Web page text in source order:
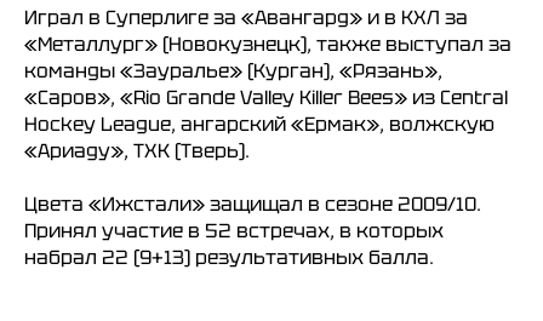
Играл в Суперлиге за «Авангард» и в КХЛ за
«Металлург» (Новокузнецк), также выступал за
команды «Зауралье» (Курган), «Рязань»,
«Саров», «Rio Grande Valley Killer Bees» из Central
Hockey League, ангарский «Ермак», волжскую
«Ариаду», ТХК (Тверь).
Цвета «Ижстали» защищал в сезоне 2009/10.
Принял участие в 52 встречах, в которых
набрал 22 (9+13) результативных балла.
Администрация
Состав команды
Турнирная таблица
Тренерский штаб
Календарь МХЛ
Состав команды
Спортивная школа
по хоккею
ВКонтакте
Всё о хоккее
Медиа
Социальные проекты
Фото
Фан-зона